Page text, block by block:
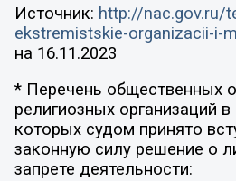
Источник: http://nac.gov.ru/
ekstremistskie-organizacii-i-
на 16.11.2023
* Перечень общественных
религиозных организаций
которых судом принято
законную силу решение о
запрете деятельности: